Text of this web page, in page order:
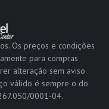
Os preços e condições
para compras
alteração sem aviso
válido é sempre o do
0001-04.